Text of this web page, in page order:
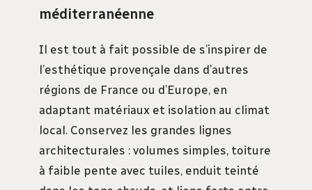
méditerranéenne
Il est tout à fait possible de s’inspirer de
l’esthétique provençale dans d’autres
régions de France ou d’Europe, en
adaptant matériaux et isolation au climat
local. Conservez les grandes lignes
architecturales : volumes simples, toiture
à faible pente avec tuiles, enduit teinté